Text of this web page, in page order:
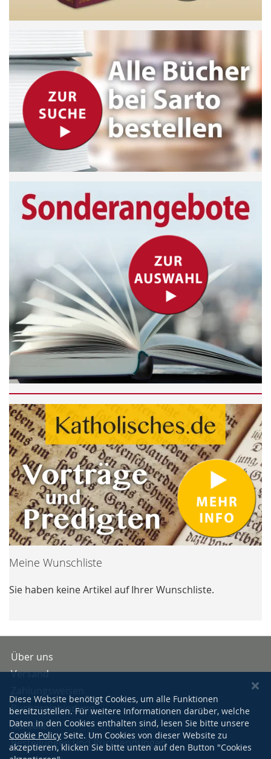
Meine Wunschliste
Sie haben keine Artikel auf Ihrer Wunschliste.
Über uns
Versand
Buchpreisbindung
Kontakt
Bestellungen und Rücksendungen
Diese Website benötigt Cookies, um alle Funktionen
bereitzustellen. Für weitere Informationen darüber, welche
Daten in den Cookies enthalten sind, lesen Sie bitte unsere
Cookie Policy Seite. Um Cookies von dieser Website zu
akzeptieren, klicken Sie bitte unten auf den Button "Cookies